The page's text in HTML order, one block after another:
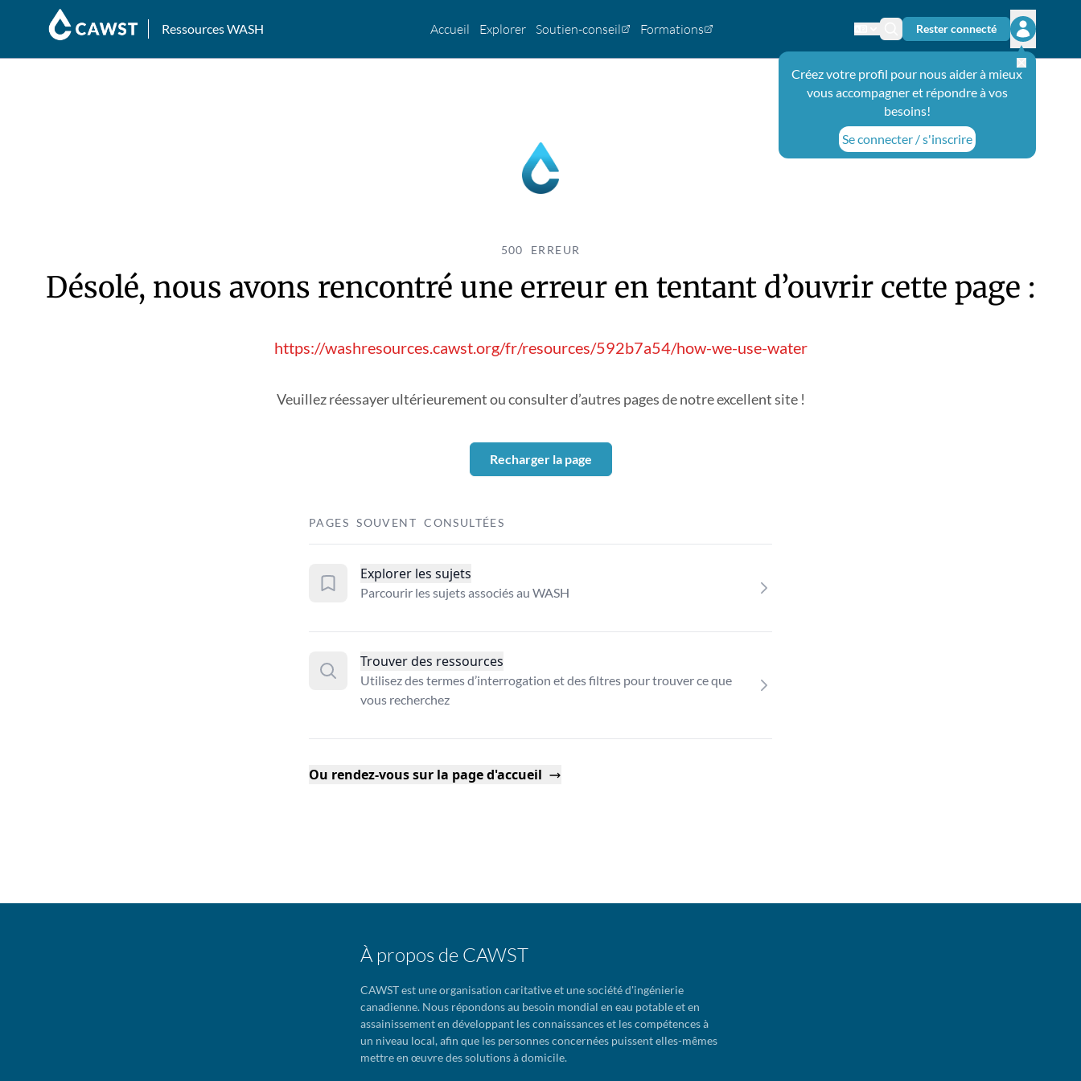
Ressources WASH Accueil Explorer Soutien-conseil Formations Changer de langue
Icône de recherche
Rester connecté
Ouvrir le
Créez votre profil pour nous aider à mieux
vous accompagner et répondre à vos
besoins!
Se connecter / s'inscrire
500 ERREUR
Désolé, nous avons rencontré une erreur en tentant d’ouvrir cette page :
https://washresources.cawst.org/fr/resources/592b7a54/how-we-use-water
Veuillez réessayer ultérieurement ou consulter d’autres pages de notre excellent site !
Recharger la page
PAGES SOUVENT CONSULTÉES
Explorer les sujets
Parcourir les sujets associés au WASH
Trouver des ressources
Utilisez des termes d’interrogation et des filtres pour trouver ce que
vous recherchez
Ou rendez-vous sur la page d'accueil
À propos de CAWST
CAWST est une organisation caritative et une société d'ingénierie
canadienne. Nous répondons au besoin mondial en eau potable et en
assainissement en développant les connaissances et les compétences à
un niveau local, afin que les personnes concernées puissent elles-mêmes
mettre en œuvre des solutions à domicile.